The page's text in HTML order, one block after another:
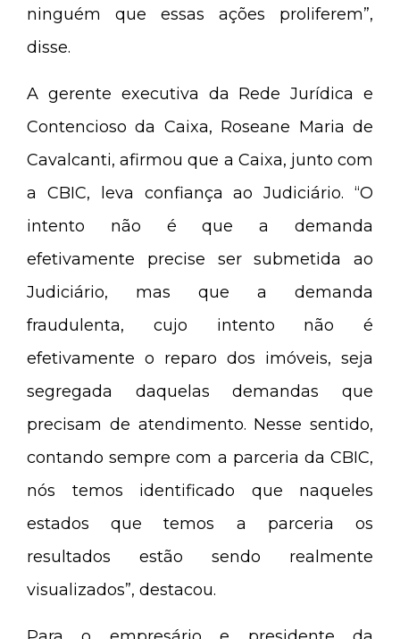
ninguém que essas ações proliferem”,
disse.
A gerente executiva da Rede Jurídica e
Contencioso da Caixa, Roseane Maria de
Cavalcanti, afirmou que a Caixa, junto com
a CBIC, leva confiança ao Judiciário. “O
intento não é que a demanda
efetivamente precise ser submetida ao
Judiciário, mas que a demanda
fraudulenta, cujo intento não é
efetivamente o reparo dos imóveis, seja
segregada daquelas demandas que
precisam de atendimento. Nesse sentido,
contando sempre com a parceria da CBIC,
nós temos identificado que naqueles
estados que temos a parceria os
resultados estão sendo realmente
visualizados”, destacou.